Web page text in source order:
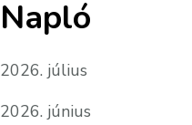
Napló
2026. július
2026. június